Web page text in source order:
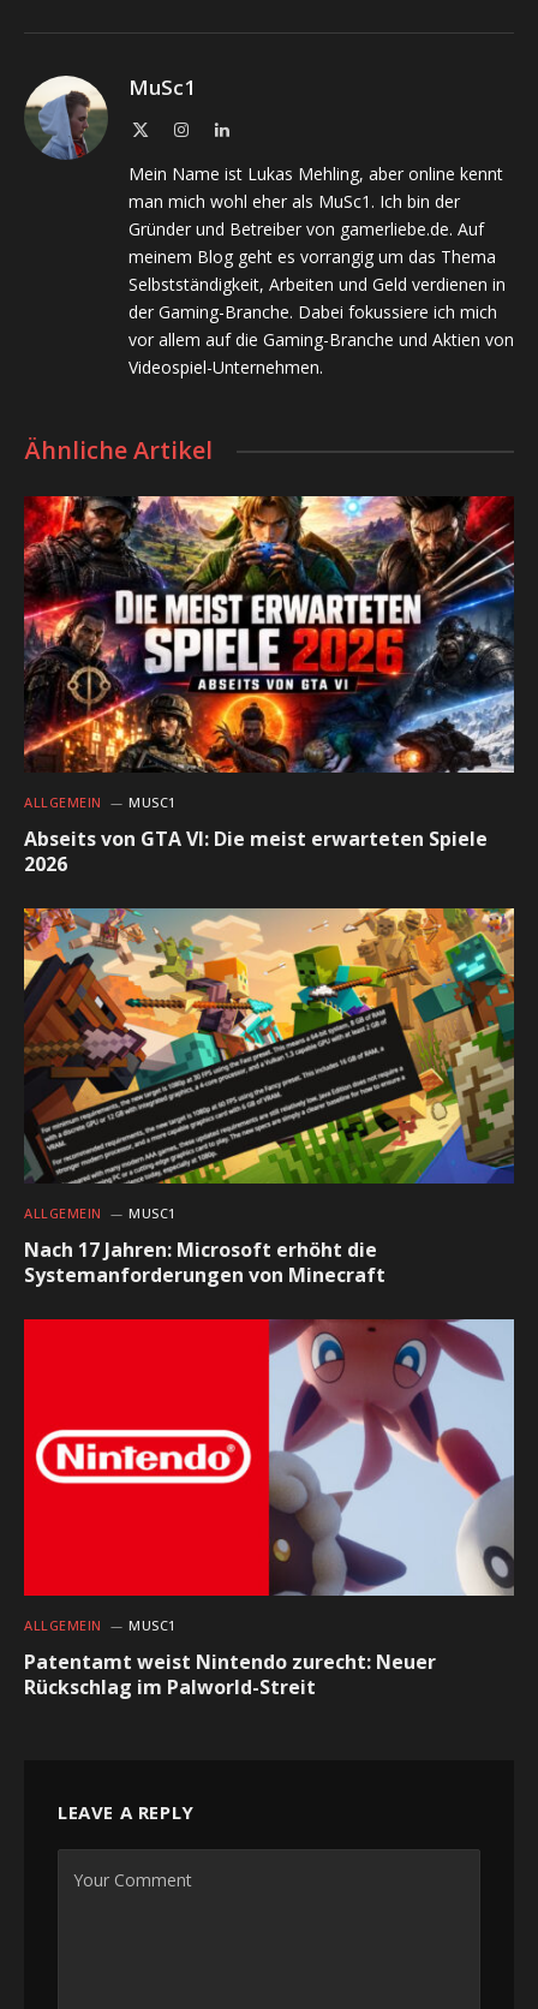
MuSc1
InstagramLinkedIn
Mein Name ist Lukas Mehling, aber online kennt
man mich wohl eher als MuSc1. Ich bin der
Gründer und Betreiber von gamerliebe.de. Auf
meinem Blog geht es vorrangig um das Thema
Selbstständigkeit, Arbeiten und Geld verdienen in
der Gaming-Branche. Dabei fokussiere ich mich
vor allem auf die Gaming-Branche und Aktien von
Videospiel-Unternehmen.
Ähnliche Artikel
ALLGEMEIN MUSC1
Abseits von GTA VI: Die meist erwarteten Spiele
2026
ALLGEMEIN MUSC1
Nach 17 Jahren: Microsoft erhöht die
Systemanforderungen von Minecraft
ALLGEMEIN MUSC1
Patentamt weist Nintendo zurecht: Neuer
Rückschlag im Palworld-Streit
LEAVE A REPLY